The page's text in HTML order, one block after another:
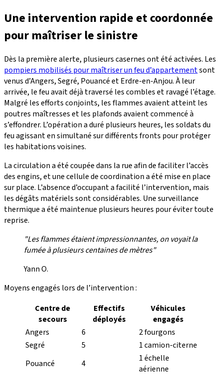
Une intervention rapide et coordonnée
pour maîtriser le sinistre
Dès la première alerte, plusieurs casernes ont été activées. Les
pompiers mobilisés pour maîtriser un feu d’appartementsont
venus d’Angers, Segré, Pouancé et Erdre-en-Anjou. À leur
arrivée, le feu avait déjà traversé les combles et ravagé l’étage.
Malgré les efforts conjoints, les flammes avaient atteint les
poutres maîtresses et les plafonds avaient commencé à
s’effondrer. L’opération a duré plusieurs heures, les soldats du
feu agissant en simultané sur différents fronts pour protéger
les habitations voisines.
La circulation a été coupée dans la rue afin de faciliter l’accès
des engins, et une cellule de coordination a été mise en place
sur place. L’absence d’occupant a facilité l’intervention, mais
les dégâts matériels sont considérables. Une surveillance
thermique a été maintenue plusieurs heures pour éviter toute
reprise.
"Les flammes étaient impressionnantes, on voyait la
fumée à plusieurs centaines de mètres"
Yann O.
Moyens engagés lors de l’intervention :
Centre de
secours
Effectifs
déployés
Véhicules
engagés
Angers
6
2 fourgons
Segré
5
1 camion-citerne
Pouancé
4
1 échelle
aérienne